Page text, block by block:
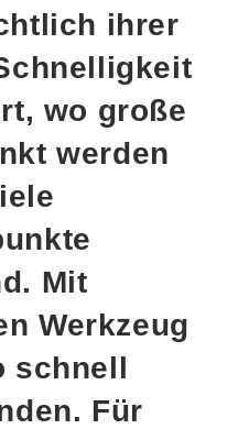
ihrer
wo große
werden
Mit
Werkzeug
schnell
Für